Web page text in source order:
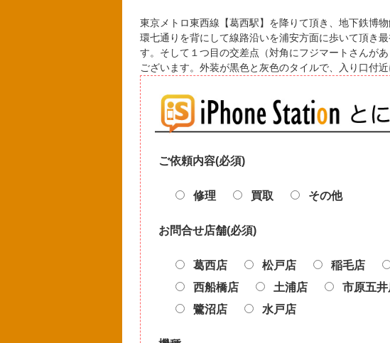
東京メトロ東西線【葛西駅】を降りて頂き、地下鉄博
環七通りを背にして線路沿いを浦安方面に歩いて頂き
す。そして１つ目の交差点（対角にフジマートさんが
ございます。外装が黒色と灰色のタイルで、入り口付
ご依頼内容(必須)
修理 買取 その他
お問合せ店舗(必須)
葛西店 松戸店 稲毛店
西船橋店
土浦店 市原五井
鷺沼店
水戸店